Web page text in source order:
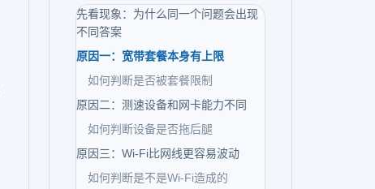
先看现象：为什么同一个问题会出现
不同答案
原因一：宽带套餐本身有上限
如何判断是否被套餐限制
原因二：测速设备和网卡能力不同
如何判断设备是否拖后腿
原因三：Wi-Fi比网线更容易波动
如何判断是不是Wi-Fi造成的